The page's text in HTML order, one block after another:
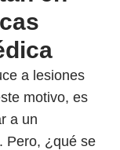
a lesiones
motivo, es
a un
Pero, ¿qué se